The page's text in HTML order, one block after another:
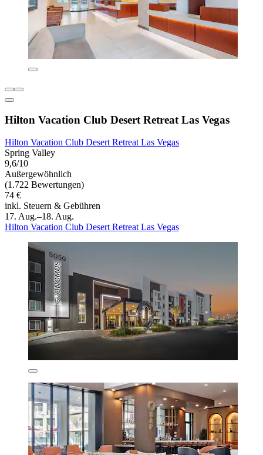
Hilton Vacation Club Desert Retreat Las Vegas
Hilton Vacation Club Desert Retreat Las Vegas
Spring Valley
9,6/10
Außergewöhnlich
(1.722 Bewertungen)
74 €
inkl. Steuern & Gebühren
17. Aug.–18. Aug.
Hilton Vacation Club Desert Retreat Las Vegas